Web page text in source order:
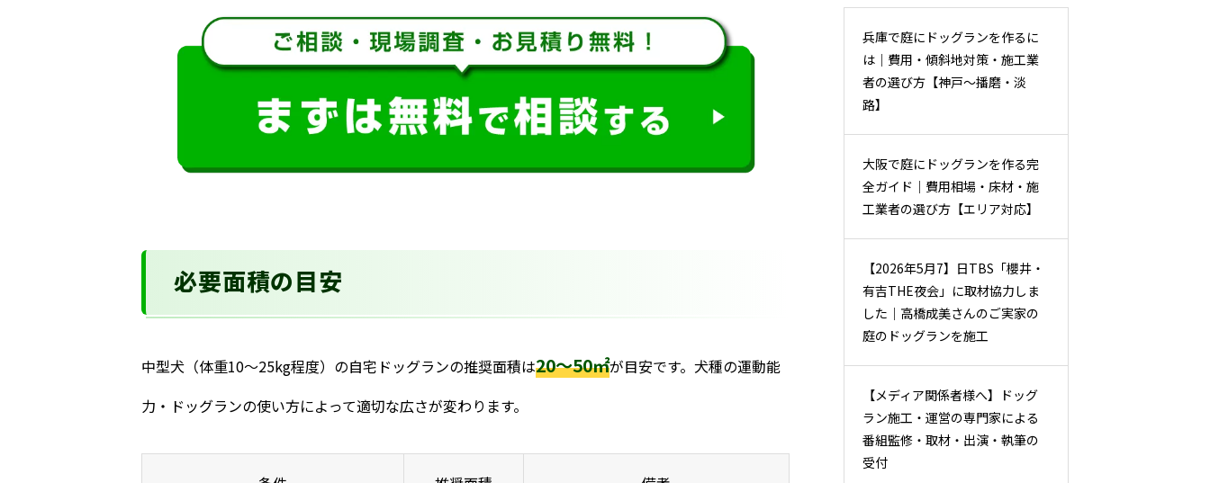
必要面積の目安
中型犬（体重10〜25kg程度）の自宅ドッグランの推奨面積は20〜50㎡が目安です。犬種の運動能
力・ドッグランの使い方によって適切な広さが変わります。
兵庫で庭にドッグランを作るに
は｜費用・傾斜地対策・施工業
者の選び方【神戸〜播磨・淡
路】
大阪で庭にドッグランを作る完
全ガイド｜費用相場・床材・施
工業者の選び方【エリア対応】
【2026年5月7】日TBS「櫻井・
有吉THE夜会」に取材協力しま
した｜高橋成美さんのご実家の
庭のドッグランを施工
【メディア関係者様へ】ドッグ
ラン施工・運営の専門家による
番組監修・取材・出演・執筆の
受付